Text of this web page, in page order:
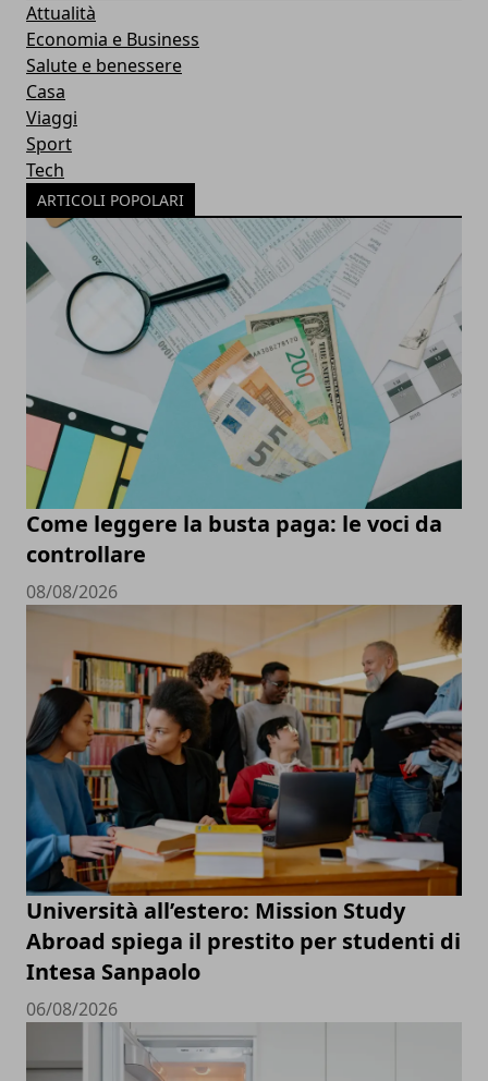
Attualità
Economia e Business
Salute e benessere
Casa
Viaggi
Sport
Tech
ARTICOLI POPOLARI
Come leggere la busta paga: le voci da
controllare
08/08/2026
Università all’estero: Mission Study
Abroad spiega il prestito per studenti di
Intesa Sanpaolo
06/08/2026